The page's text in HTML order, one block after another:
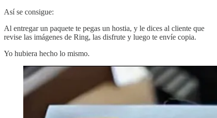
Así se consigue:
Al entregar un paquete te pegas un hostia, y le dices al cliente que
revise las imágenes de Ring, las disfrute y luego te envíe copia.
Yo hubiera hecho lo mismo.